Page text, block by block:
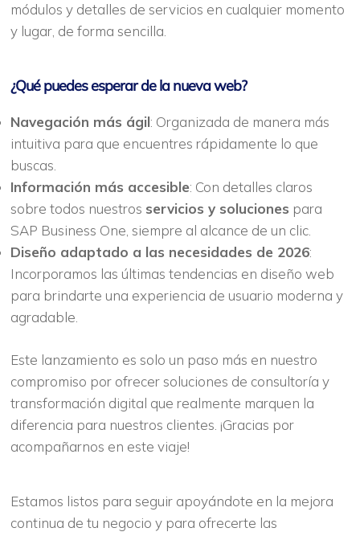
módulos y detalles de servicios en cualquier momento
y lugar, de forma sencilla.
¿Qué puedes esperar de la nueva web?
Navegación más ágil: Organizada de manera más
intuitiva para que encuentres rápidamente lo que
buscas.
Información más accesible: Con detalles claros
sobre todos nuestros servicios y soluciones para
SAP Business One, siempre al alcance de un clic.
Diseño adaptado a las necesidades de 2026:
Incorporamos las últimas tendencias en diseño web
para brindarte una experiencia de usuario moderna y
agradable.
Este lanzamiento es solo un paso más en nuestro
compromiso por ofrecer soluciones de consultoría y
transformación digital que realmente marquen la
diferencia para nuestros clientes. ¡Gracias por
acompañarnos en este viaje!
Estamos listos para seguir apoyándote en la mejora
continua de tu negocio y para ofrecerte las